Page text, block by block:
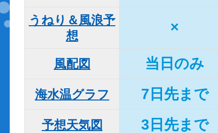
うねり＆風浪予
想
×
風配図 当日のみ
海水温グラフ 7日先まで
予想天気図 3日先まで